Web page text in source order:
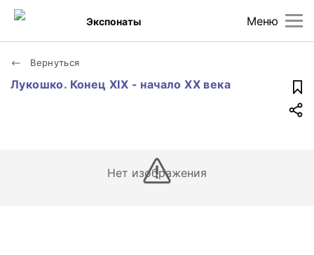
Меню
Экспонаты
Вернуться
Лукошко. Конец XIX - начало XX века
Нет изображения